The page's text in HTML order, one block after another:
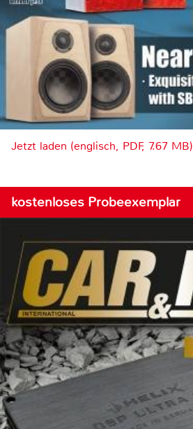
Jetzt laden (englisch, PDF, 7.67 MB)
kostenloses Probeexemplar